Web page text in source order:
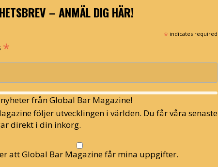
– ANMÄL DIG HÄR!
* indicates required
*
från Global Bar Magazine!
följer utvecklingen i världen. Du får våra senaste
direkt i din inkorg.
att Global Bar Magazine får mina uppgifter.